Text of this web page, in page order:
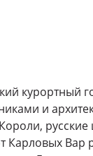
курортный
и
русские
Карловых Вар